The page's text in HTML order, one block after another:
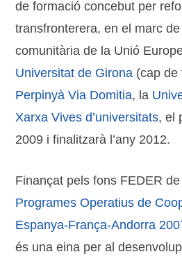
de formació concebut per
transfronterera, en el marc
comunitària de la Unió
Universitat de Girona (cap de
Perpinyà Via Domitia, la
Xarxa Vives d’universitats, el
2009 i finalitzarà l’any 2012.
Finançat pels fons FEDER
Programes Operatius de
Espanya-França-Andorra
és una eina per al